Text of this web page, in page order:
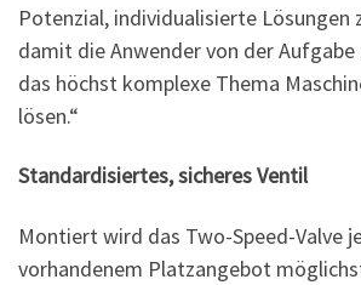
Potenzial, individualisierte Lösungen
damit die Anwender von der
das höchst komplexe Thema
lösen.“
Standardisiertes, sicheres Ventil
Montiert wird das Two-Speed-Valve
vorhandenem Platzangebot